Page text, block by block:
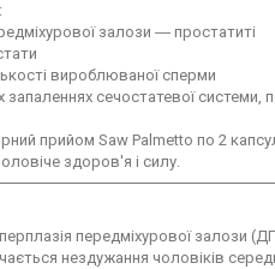
залози ― простатиті
вироблюваної сперми
запаленнях сечостатевої системи,
прийом Saw Palmetto по 2
здоров'я і силу.
передміхурової залози
нездужання чоловіків